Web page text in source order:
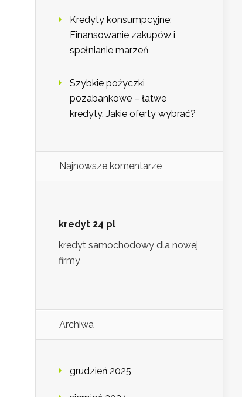
Kredyty konsumpcyjne:
Finansowanie zakupów i
spełnianie marzeń
Szybkie pożyczki
pozabankowe – łatwe
kredyty. Jakie oferty wybrać?
Najnowsze komentarze
kredyt 24 pl
kredyt samochodowy dla nowej
firmy
Archiwa
grudzień 2025